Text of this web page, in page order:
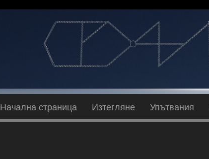
Начална страница Изтегляне Упътвания